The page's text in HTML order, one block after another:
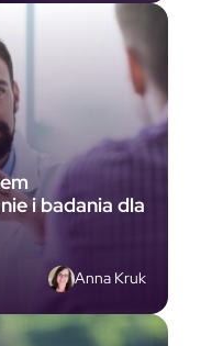
i badania dla
Anna Kruk